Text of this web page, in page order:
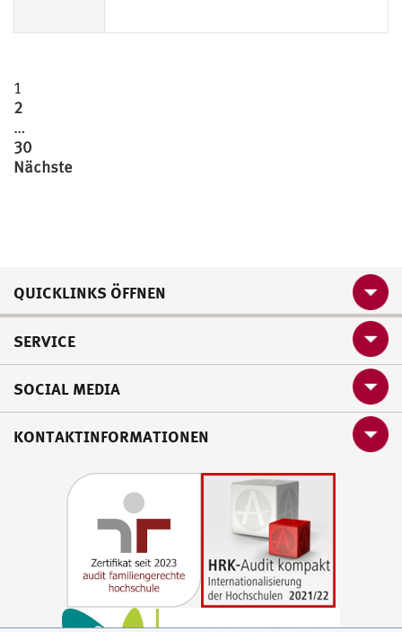
Seitennummerierung
der
Beiträge
1
2
…
30
Nächste
QUICKLINKS ÖFFNEN
SERVICE
SOCIAL MEDIA
KONTAKTINFORMATIONEN